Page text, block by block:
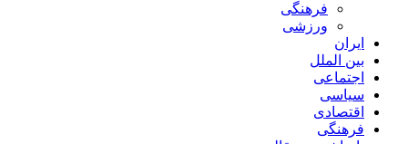
فرهنگی
ورزشی
ایران
بین الملل
اجتماعی
سیاسی
اقتصادی
فرهنگی